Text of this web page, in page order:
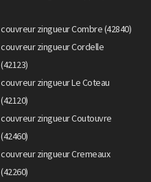
couvreur zingueur Combre (42840)
couvreur zingueur Cordelle
(42123)
couvreur zingueur Le Coteau
(42120)
couvreur zingueur Coutouvre
(42460)
couvreur zingueur Cremeaux
(42260)